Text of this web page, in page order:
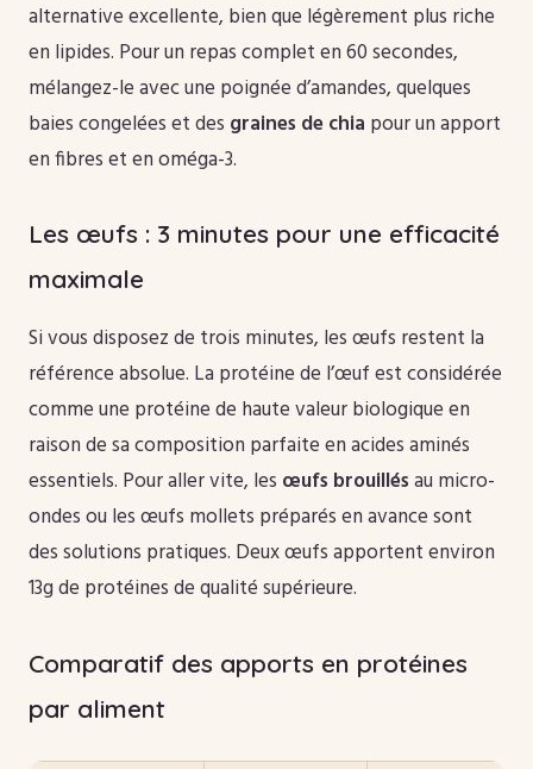
alternative excellente, bien que légèrement plus riche
en lipides. Pour un repas complet en 60 secondes,
mélangez-le avec une poignée d’amandes, quelques
baies congelées et des graines de chia pour un apport
en fibres et en oméga-3.
Les œufs : 3 minutes pour une efficacité
maximale
Si vous disposez de trois minutes, les œufs restent la
référence absolue. La protéine de l’œuf est considérée
comme une protéine de haute valeur biologique en
raison de sa composition parfaite en acides aminés
essentiels. Pour aller vite, les œufs brouillésau micro-
ondes ou les œufs mollets préparés en avance sont
des solutions pratiques. Deux œufs apportent environ
13g de protéines de qualité supérieure.
Comparatif des apports en protéines
par aliment